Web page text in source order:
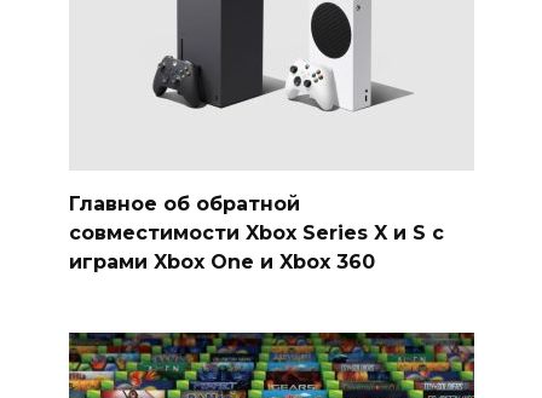
Главное об обратной
совместимости Xbox Series X и S с
играми Xbox One и Xbox 360